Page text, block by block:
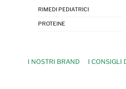
RIMEDI PEDIATRICI
PROTEINE
I NOSTRI BRAND I CONSIGLI